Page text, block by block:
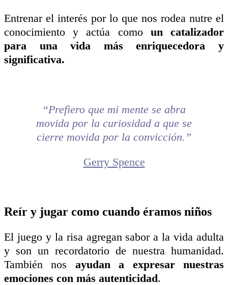
Entrenar el interés por lo que nos rodea nutre el
conocimiento y actúa como un catalizador
para una vida más enriquecedora y
significativa.
“Prefiero que mi mente se abra
movida por la curiosidad a que se
cierre movida por la convicción.”
Gerry Spence
Reír y jugar como cuando éramos niños
El juego y la risa agregan sabor a la vida adulta
y son un recordatorio de nuestra humanidad.
También nos ayudan a expresar nuestras
emociones con más autenticidad.